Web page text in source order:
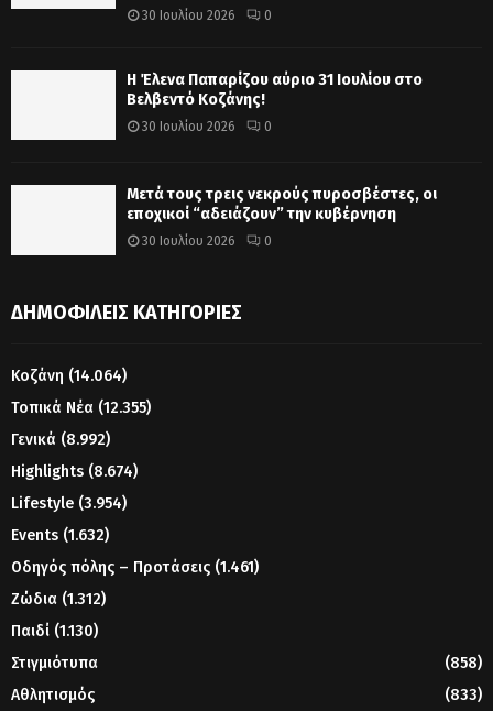
30 Ιουλίου 2026 0
Η Έλενα Παπαρίζου αύριο 31 Ιουλίου στο
Βελβεντό Κοζάνης!
30 Ιουλίου 2026 0
Μετά τους τρεις νεκρούς πυροσβέστες, οι
εποχικοί “αδειάζουν” την κυβέρνηση
30 Ιουλίου 2026 0
ΔΗΜΟΦΙΛΕΊΣ ΚΑΤΗΓΟΡΊΕΣ
Κοζάνη (14.064)
Τοπικά Νέα (12.355)
Γενικά (8.992)
Highlights (8.674)
Lifestyle (3.954)
Events (1.632)
Οδηγός πόλης – Προτάσεις (1.461)
Ζώδια (1.312)
Παιδί (1.130)
Στιγμιότυπα
(858)
Αθλητισμός
(833)